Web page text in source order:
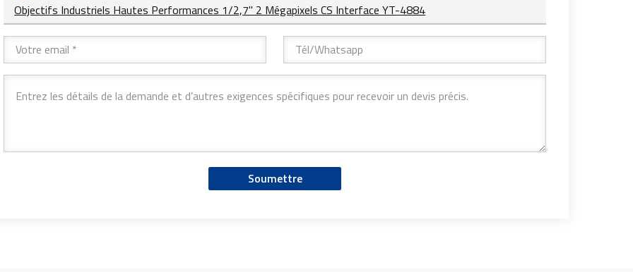
Objectifs Industriels Hautes Performances 1/2,7" 2 Mégapixels CS Interface YT-4884
Soumettre